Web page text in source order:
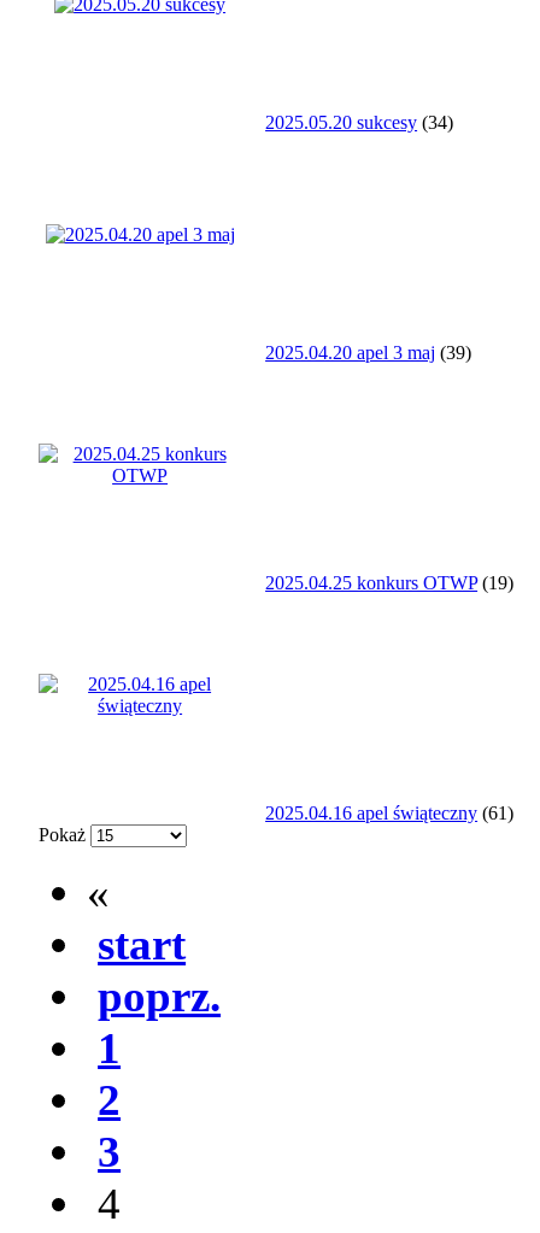
2025.05.20 sukcesy (34)
2025.04.20 apel 3 maj (39)
2025.04.25 konkurs OTWP (19)
2025.04.16 apel świąteczny (61)
Pokaż
«
start
poprz.
1
2
3
4